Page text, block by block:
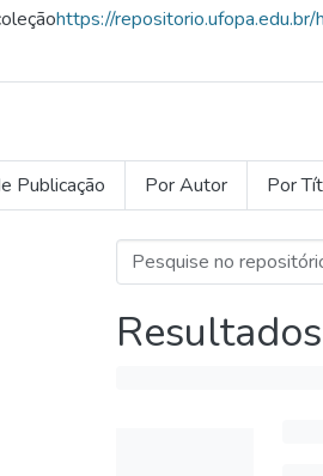
https://
Publicação Por Autor Por